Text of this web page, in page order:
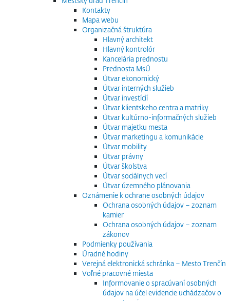
Kontakty
Mapa webu
Organizačná štruktúra
Hlavný architekt
Hlavný kontrolór
Kancelária prednostu
Prednosta MsÚ
Útvar ekonomický
Útvar interných služieb
Útvar investícií
Útvar klientskeho centra a matriky
Útvar kultúrno-informačných služieb
Útvar majetku mesta
Útvar marketingu a komunikácie
Útvar mobility
Útvar právny
Útvar školstva
Útvar sociálnych vecí
Útvar územného plánovania
Oznámenie k ochrane osobných údajov
Ochrana osobných údajov – zoznam
kamier
Ochrana osobných údajov – zoznam
zákonov
Podmienky používania
Úradné hodiny
Verejná elektronická schránka – Mesto Trenčín
Voľné pracovné miesta
Informovanie o spracúvaní osobných
údajov na účel evidencie uchádzačov o